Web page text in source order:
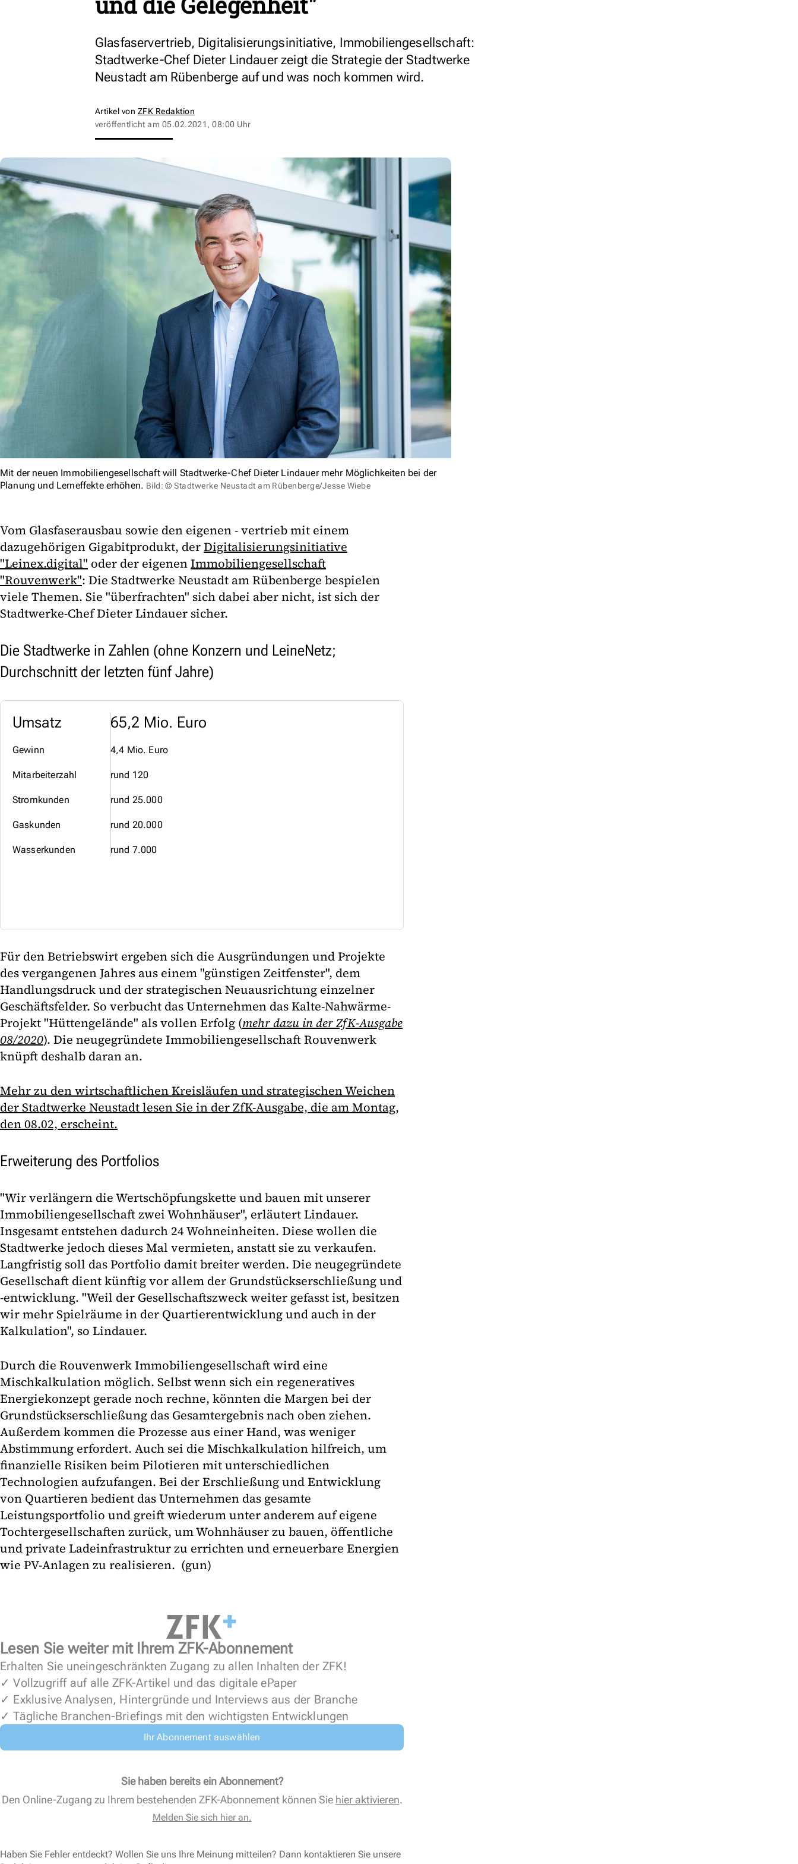
Glasfaservertrieb, Digitalisierungsinitiative, Immobiliengesellschaft:
Stadtwerke-Chef Dieter Lindauer zeigt die Strategie der Stadtwerke
Neustadt am Rübenberge auf und was noch kommen wird.
Artikel von ZFK Redaktion
veröffentlicht am 05.02.2021, 08:00 Uhr
Mit der neuen Immobiliengesellschaft will Stadtwerke-Chef Dieter Lindauer mehr Möglichkeiten bei der
Planung und Lerneffekte erhöhen. Bild: © Stadtwerke Neustadt am Rübenberge/Jesse Wiebe
Vom Glasfaserausbau sowie den eigenen - vertrieb mit einem
dazugehörigen Gigabitprodukt, derDigitalisierungsinitiative
"Leinex.digital" oder der eigenenImmobiliengesellschaft
"Rouvenwerk": Die Stadtwerke Neustadt am Rübenberge bespielen
viele Themen. Sie "überfrachten" sich dabei aber nicht, ist sich der
Stadtwerke-Chef Dieter Lindauer sicher.
Die Stadtwerke in Zahlen (ohne Konzern und LeineNetz;
Durchschnitt der letzten fünf Jahre)
Umsatz 65,2 Mio. Euro
Gewinn 4,4 Mio. Euro
Mitarbeiterzahl rund 120
Stromkunden rund 25.000
Gaskunden rund 20.000
Wasserkunden rund 7.000
Für den Betriebswirt ergeben sich die Ausgründungen und Projekte
des vergangenen Jahres aus einem "günstigen Zeitfenster", dem
Handlungsdruck und der strategischen Neuausrichtung einzelner
Geschäftsfelder. So verbucht das Unternehmen das Kalte-Nahwärme-
Projekt "Hüttengelände" als vollen Erfolg (mehr dazu in der ZfK-Ausgabe
08/2020). Die neugegründete Immobiliengesellschaft Rouvenwerk
knüpft deshalb daran an.
Mehr zu den wirtschaftlichen Kreisläufen und strategischen Weichen
der Stadtwerke Neustadt lesen Sie in der ZfK-Ausgabe, die am Montag,
den 08.02, erscheint.
Erweiterung des Portfolios
"Wir verlängern die Wertschöpfungskette und bauen mit unserer
Immobiliengesellschaft zwei Wohnhäuser", erläutert Lindauer.
Insgesamt entstehen dadurch 24 Wohneinheiten. Diese wollen die
Stadtwerke jedoch dieses Mal vermieten, anstatt sie zu verkaufen.
Langfristig soll das Portfolio damit breiter werden. Die neugegründete
Gesellschaft dient künftig vor allem der Grundstückserschließung und
-entwicklung. "Weil der Gesellschaftszweck weiter gefasst ist, besitzen
wir mehr Spielräume in der Quartierentwicklung und auch in der
Kalkulation", so Lindauer.
Durch die Rouvenwerk Immobiliengesellschaft wird eine
Mischkalkulation möglich. Selbst wenn sich ein regeneratives
Energiekonzept gerade noch rechne, könnten die Margen bei der
Grundstückserschließung das Gesamtergebnis nach oben ziehen.
Außerdem kommen die Prozesse aus einer Hand, was weniger
Abstimmung erfordert. Auch sei die Mischkalkulation hilfreich, um
finanzielle Risiken beim Pilotieren mit unterschiedlichen
Technologien aufzufangen. Bei der Erschließung und Entwicklung
von Quartieren bedient das Unternehmen das gesamte
Leistungsportfolio und greift wiederum unter anderem auf eigene
Tochtergesellschaften zurück, um Wohnhäuser zu bauen, öffentliche
und private Ladeinfrastruktur zu errichten und erneuerbare Energien
wie PV-Anlagen zu realisieren. (gun)
Lesen Sie weiter mit Ihrem ZFK-Abonnement
Erhalten Sie uneingeschränkten Zugang zu allen Inhalten der ZFK!
✓ Vollzugriff auf alle ZFK-Artikel und das digitale ePaper
✓ Exklusive Analysen, Hintergründe und Interviews aus der Branche
✓ Tägliche Branchen-Briefings mit den wichtigsten Entwicklungen
Ihr Abonnement auswählen
Sie haben bereits ein Abonnement?
Den Online-Zugang zu Ihrem bestehenden ZFK-Abonnement können Sie hier aktivieren.
Melden Sie sich hier an.
Haben Sie Fehler entdeckt? Wollen Sie uns Ihre Meinung mitteilen? Dann kontaktieren Sie unsere